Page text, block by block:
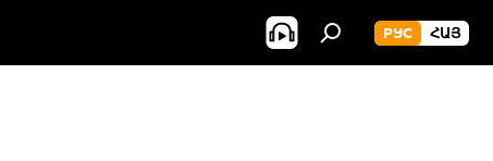
РУС ՀԱՅ